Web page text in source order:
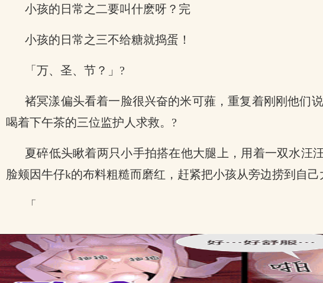
小孩的日常之二要叫什麽呀？完
小孩的日常之三不给糖就捣蛋！
「万、圣、节？」?
褚冥漾偏头看着一脸很兴奋的米可蕥，重复着刚刚他们
喝着下午茶的三位监护人求救。?
夏碎低头瞅着两只小手拍搭在他大腿上，用着一双水汪
脸颊因牛仔k的布料粗糙而磨红，赶紧把小孩从旁边捞到自
「